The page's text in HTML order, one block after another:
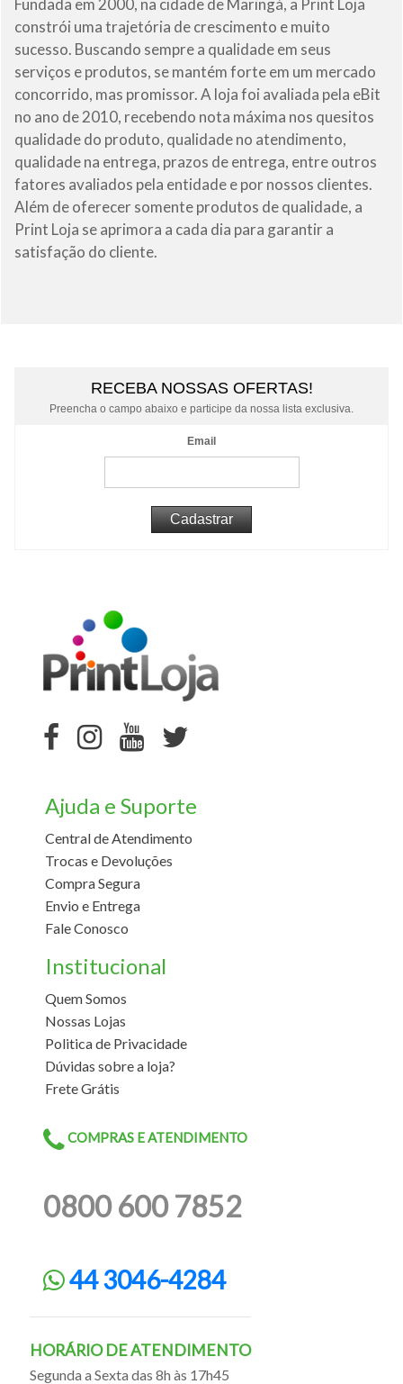
Fundada em 2000, na cidade de Maringá, a Print Loja
constrói uma trajetória de crescimento e muito
sucesso. Buscando sempre a qualidade em seus
serviços e produtos, se mantém forte em um mercado
concorrido, mas promissor. A loja foi avaliada pela eBit
no ano de 2010, recebendo nota máxima nos quesitos
qualidade do produto, qualidade no atendimento,
qualidade na entrega, prazos de entrega, entre outros
fatores avaliados pela entidade e por nossos clientes.
Além de oferecer somente produtos de qualidade, a
Print Loja se aprimora a cada dia para garantir a
satisfação do cliente.
RECEBA NOSSAS OFERTAS!
Preencha o campo abaixo e participe da nossa lista exclusiva.
Email
Ajuda e Suporte
Central de Atendimento
Trocas e Devoluções
Compra Segura
Envio e Entrega
Fale Conosco
Institucional
Quem Somos
Nossas Lojas
Politica de Privacidade
Dúvidas sobre a loja?
Frete Grátis
COMPRAS E ATENDIMENTO
0800 600 7852
44 3046-4284
HORÁRIO DE ATENDIMENTO
Segunda a Sexta das 8h às 17h45